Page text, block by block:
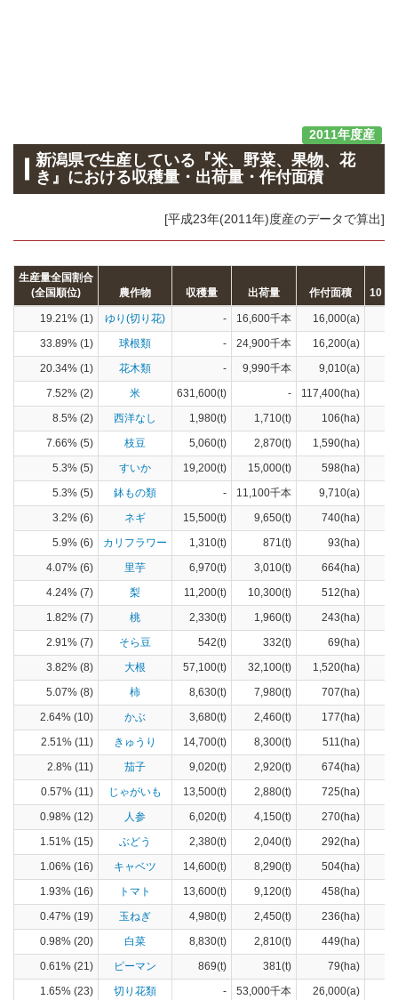
2011年度産
新潟県で生産している『米、野菜、果物、花
き』における収穫量・出荷量・作付面積
[平成23年(2011年)度産のデータで算出]
生産量全国割合
(全国順位)
農作物 収穫量 出荷量 作付面積 10ａ
19.21% (1) ゆり(切り花) - 16,600千本
16,000(a)
33.89% (1)
球根類 - 24,900千本
16,200(a)
20.34% (1)
花木類 - 9,990千本
9,010(a)
7.52% (2)
米 631,600(t) -
117,400(ha)
8.5% (2)
西洋なし 1,980(t) 1,710(t)
106(ha)
7.66% (5)
枝豆 5,060(t) 2,870(t)
1,590(ha)
5.3% (5)
すいか 19,200(t) 15,000(t)
598(ha)
5.3% (5)
鉢もの類 - 11,100千本
9,710(a)
3.2% (6)
ネギ 15,500(t) 9,650(t)
740(ha)
5.9% (6)
カリフラワー 1,310(t) 871(t)
93(ha)
4.07% (6)
里芋 6,970(t) 3,010(t)
664(ha)
4.24% (7)
梨 11,200(t) 10,300(t)
512(ha)
1.82% (7)
桃 2,330(t) 1,960(t)
243(ha)
2.91% (7)
そら豆 542(t) 332(t)
69(ha)
3.82% (8)
大根 57,100(t) 32,100(t)
1,520(ha)
5.07% (8)
柿 8,630(t) 7,980(t)
707(ha)
2.64% (10)
かぶ 3,680(t) 2,460(t)
177(ha)
2.51% (11)
きゅうり 14,700(t) 8,300(t)
511(ha)
2.8% (11)
茄子 9,020(t) 2,920(t)
674(ha)
0.57% (11)
じゃがいも 13,500(t) 2,880(t)
725(ha)
0.98% (12)
人参 6,020(t) 4,150(t)
270(ha)
1.51% (15)
ぶどう 2,380(t) 2,040(t)
292(ha)
1.06% (16)
キャベツ 14,600(t) 8,290(t)
504(ha)
1.93% (16)
トマト 13,600(t) 9,120(t)
458(ha)
0.47% (19)
玉ねぎ 4,980(t) 2,450(t)
236(ha)
0.98% (20)
白菜 8,830(t) 2,810(t)
449(ha)
0.61% (21)
ピーマン 869(t) 381(t)
79(ha)
1.65% (23)
切り花類 - 53,000千本 26,000(a)